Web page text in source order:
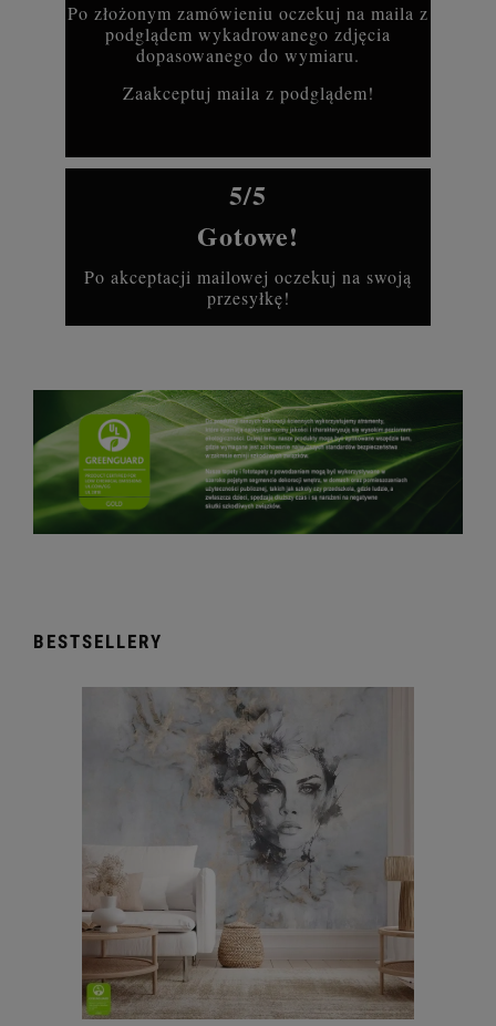
Po złożonym zamówieniu oczekuj na maila z
podglądem wykadrowanego zdjęcia
dopasowanego do wymiaru.
Zaakceptuj maila z podglądem!
5/5
Gotowe!
Po akceptacji mailowej oczekuj na swoją
przesyłkę!
BESTSELLERY